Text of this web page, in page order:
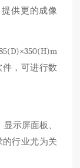
供更的成像
件，可进行数
示屏面板、
行业尤为关